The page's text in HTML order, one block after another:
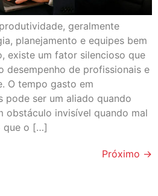
geralmente
planejamento e equipes bem
existe um fator silencioso que
desempenho de profissionais e
O tempo gasto em
pode ser um aliado quando
obstáculo invisível quando mal
que o […]
Próximo →